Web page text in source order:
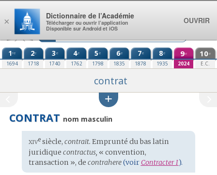
Aller au contenu
1re
1694
2e
1718
3e
1740
4e
1762
5e
1798
6e
1835
7e
1878
8e
1935
9e
2024
10e
E.C.
contrat
CONTRAT nom masculin
Étymologie
:
xivesiècle, contrait. Emprunté dubas latin
juridique contractus, « convention,
transaction », de contrahere(voir ContracterI).
×
Dictionnaire de l’Académie
Télécharger ou ouvrir l’application
Disponible sur Android et iOS
OUVRIR